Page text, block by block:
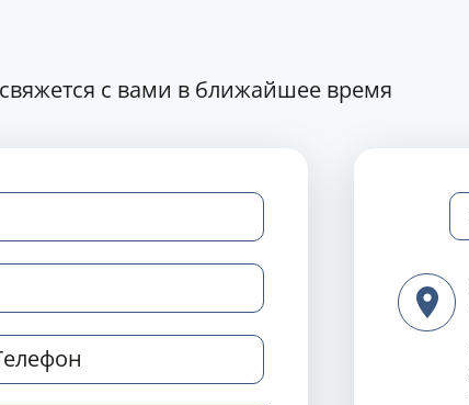
с вами в ближайшее время